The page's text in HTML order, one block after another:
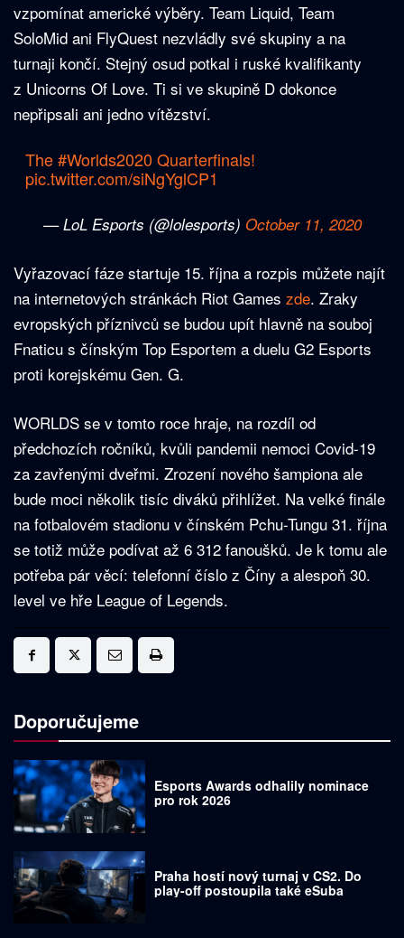
vzpomínat americké výběry. Team Liquid, Team
SoloMid ani FlyQuest nezvládly své skupiny a na
turnaji končí. Stejný osud potkal i ruské kvalifikanty
z Unicorns Of Love. Ti si ve skupině D dokonce
nepřipsali ani jedno vítězství.
The#Worlds2020Quarterfinals!
pic.twitter.com/siNgYglCP1
— LoL Esports (@lolesports) October 11, 2020
Vyřazovací fáze startuje 15. října a rozpis můžete najít
na internetových stránkách Riot Games zde. Zraky
evropských příznivců se budou upít hlavně na souboj
Fnaticu s čínským Top Esportem a duelu G2 Esports
proti korejskému Gen. G.
WORLDS se v tomto roce hraje, na rozdíl od
předchozích ročníků, kvůli pandemii nemoci Covid-19
za zavřenými dveřmi. Zrození nového šampiona ale
bude moci několik tisíc diváků přihlížet. Na velké finále
na fotbalovém stadionu v čínském Pchu-Tungu 31. října
se totiž může podívat až 6 312 fanoušků. Je k tomu ale
potřeba pár věcí: telefonní číslo z Číny a alespoň 30.
level ve hře League of Legends.
Doporučujeme
Esports Awards odhalily nominace
pro rok 2026
Praha hostí nový turnaj v CS2. Do
play-off postoupila také eSuba